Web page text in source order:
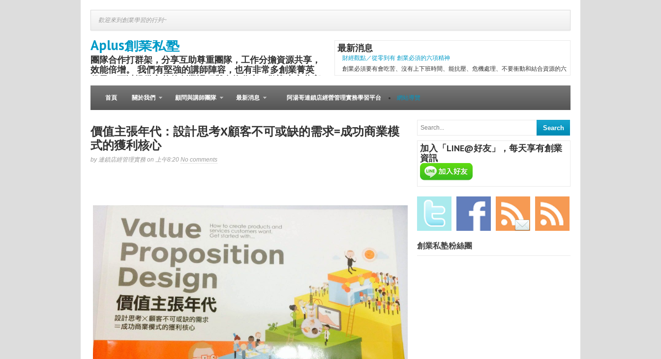
歡迎來到創業學習的行列~
Aplus創業私塾
團隊合作打群架，分享互助尊重團隊，工作分擔資源共享，
效能倍增。 我們有堅強的講師陣容，也有非常多創業菁英
份子，可以提供完整的創業課程與食物分享，歡迎大家共襄
盛舉。
最新消息
財經觀點／從零到有 創業必須的六項精神
創業必須要有會吃苦、沒有上下班時間、能抗壓、危機處理、不要衝動和結合資源的六
以失敗告終。總結原因是沒有志同道合的信念...
文瑄舊書坊負責人張瑞添，創業28年來，終日與舊書為伍，已被喻為台中舊書達人。
小檔案 文瑄舊書坊 被民眾認為占空間的舊書，在文瑄舊書坊負責人張瑞添的眼裡，
是塊寶。他基於資源回收再利用的觀點，從汽車材料買賣業，跨足舊書店；如今，旗下
共有逢甲與東海等2家店。因應網路...
題，日前於財團法人張榮發基金會國際會議中心隆重展開。特邀請兩岸產、官、學人士
參與探討智慧旅遊最新發展趨勢、分享研發成...
創業菁英班創業私塾版權所有請尊重智慧財產權勿任意轉載違者依法必究. 技術提供：
Blogger.
Blog Archive
2016
(267)
▼
2015(817)
►12月
(63)
► 11月(62)
▼10月 (68)
家貧3萬元創業 開創免稅店王國
以創新創業帶動實現台灣的大確幸
為何台灣創業公司應該破釜沉舟，去矽谷灣區發展？
全球最大停車App創辦人：並非停車位不夠，只是你找不到
首頁 關於我們 顧問與講師團隊 最新消息 阿湯哥連鎖店經營管理實務學習平台 網站導覽
價值主張年代：設計思考X顧客不可或缺的需求=成功商業模
式的獲利核心
by 連鎖店經管理實務 on 上午8:20 No comments
加入「LINE@好友」，每天享有創業
資訊
創業私塾粉絲團